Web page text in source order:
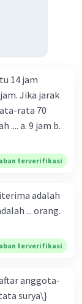
14 jam
Jika jarak
rata 70
b.
terverifikasi
adalah
... orang.
terverifikasi
anggota-
surya\}